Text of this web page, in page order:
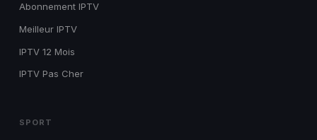
Abonnement IPTV
Meilleur IPTV
IPTV 12 Mois
IPTV Pas Cher
SPORT